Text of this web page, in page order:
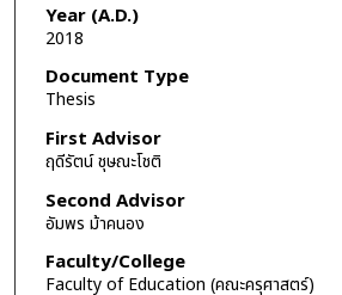
Year (A.D.)
2018
Document Type
Thesis
First Advisor
ฤดีรัตน์ ชุษณะโชติ
Second Advisor
อัมพร ม้าคนอง
Faculty/College
Faculty of Education (คณะครุศาสตร์)